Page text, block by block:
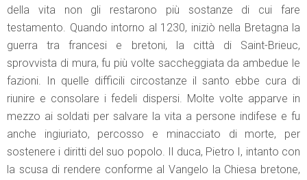
della vita non gli restarono più sostanze di cui fare
testamento. Quando intorno al 1230, iniziò nella Bretagna la
guerra tra francesi e bretoni, la città di Saint-Brieuc,
sprovvista di mura, fu più volte saccheggiata da ambedue le
fazioni. In quelle difficili circostanze il santo ebbe cura di
riunire e consolare i fedeli dispersi. Molte volte apparve in
mezzo ai soldati per salvare la vita a persone indifese e fu
anche ingiuriato, percosso e minacciato di morte, per
sostenere i diritti del suo popolo. Il duca, Pietro I, intanto con
la scusa di rendere conforme al Vangelo la Chiesa bretone,